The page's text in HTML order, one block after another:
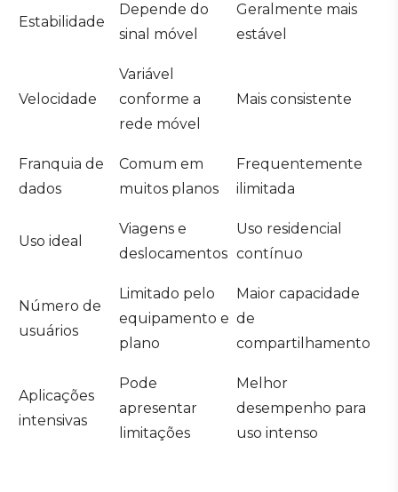
Estabilidade
Depende do
sinal móvel
Geralmente mais
estável
Velocidade
Variável
conforme a
rede móvel
Mais consistente
Franquia de
dados
Comum em
muitos planos
Frequentemente
ilimitada
Uso ideal
Viagens e
deslocamentos
Uso residencial
contínuo
Número de
usuários
Limitado pelo
equipamento e
plano
Maior capacidade
de
compartilhamento
Aplicações
intensivas
Pode
apresentar
limitações
Melhor
desempenho para
uso intenso